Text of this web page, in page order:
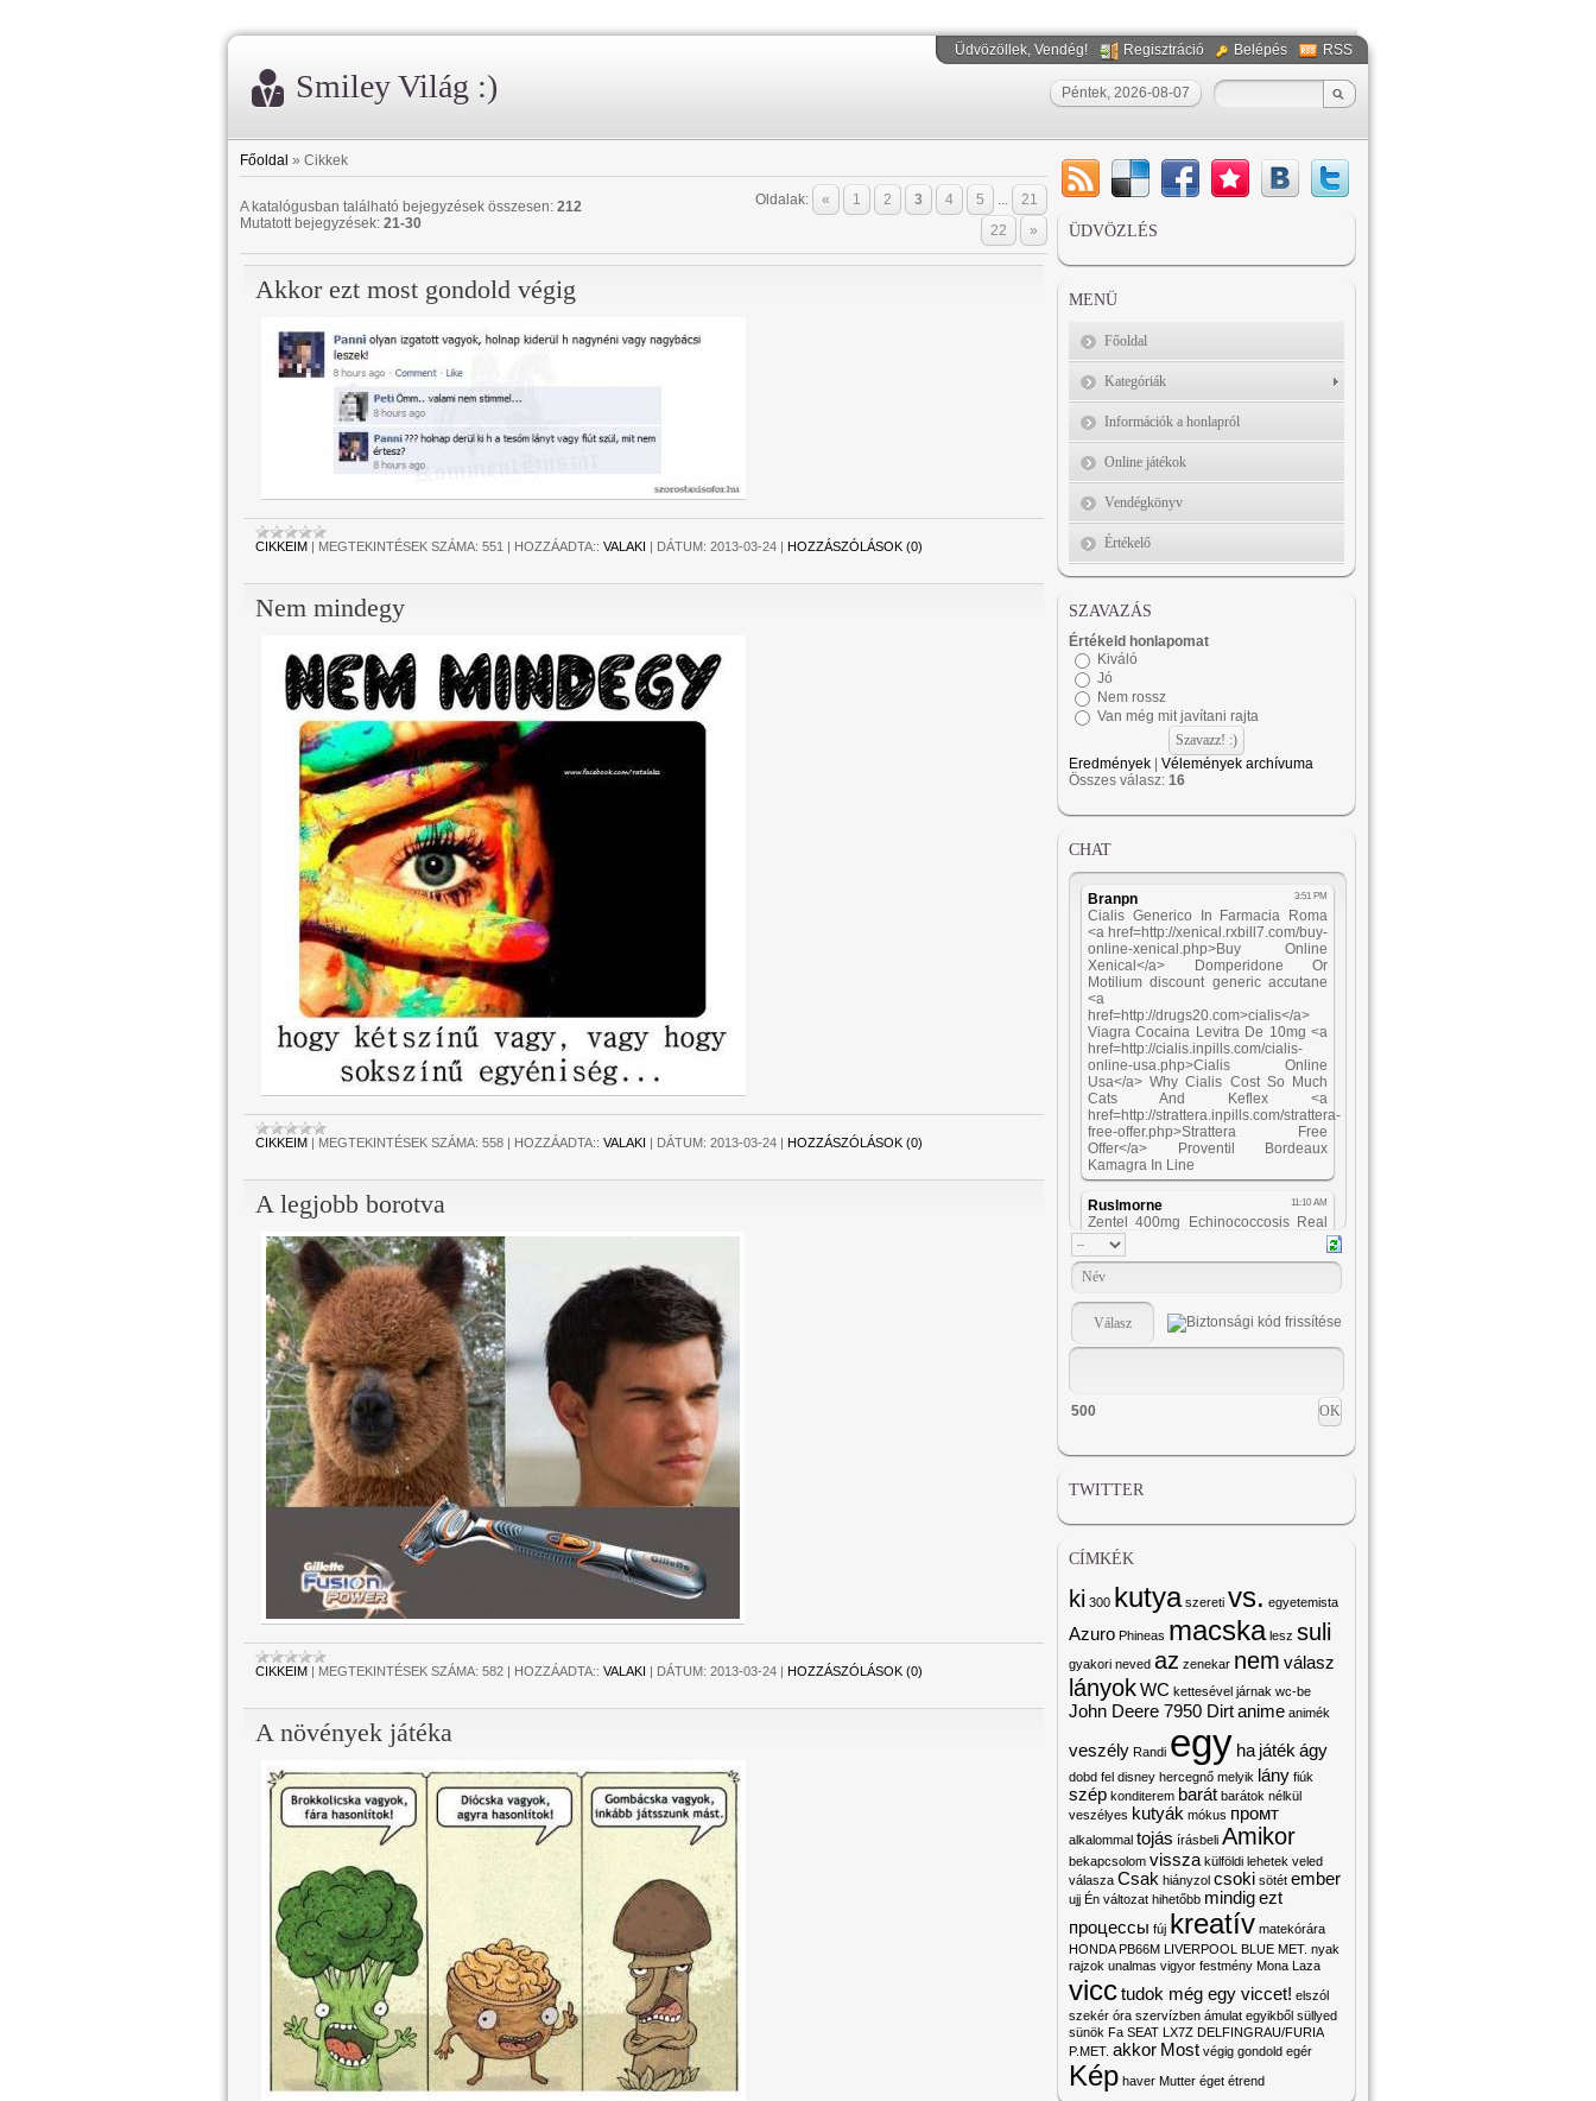
Üdvözöllek, Vendég! Regisztráció Belépés RSS
Smiley Világ :) Péntek, 2026-08-07
Főoldal » Cikkek
A katalógusban található bejegyzések összesen: 212
Mutatott bejegyzések: 21-30
Oldalak: « 1 2 3 4 5 ...
21
22
»
Akkor ezt most gondold végig
CIKKEIM | MEGTEKINTÉSEK SZÁMA: 551 | HOZZÁADTA:: VALAKI | DÁTUM: 2013-03-24 | HOZZÁSZÓLÁSOK (0)
Nem mindegy
CIKKEIM | MEGTEKINTÉSEK SZÁMA: 558 | HOZZÁADTA:: VALAKI | DÁTUM: 2013-03-24 | HOZZÁSZÓLÁSOK (0)
A legjobb borotva
CIKKEIM | MEGTEKINTÉSEK SZÁMA: 582 | HOZZÁADTA:: VALAKI | DÁTUM: 2013-03-24 | HOZZÁSZÓLÁSOK (0)
A növények játéka
ÜDVÖZLÉS
MENÜ
Főoldal
Kategóriák
Információk a honlapról
Online játékok
Vendégkönyv
Értékelő
SZAVAZÁS
Értékeld honlapomat
Kiváló
Jó
Nem rossz
Van még mit javítani rajta
Eredmények
Vélemények archívuma
Összes válasz: 16
CHAT
500
TWITTER
CÍMKÉK
ki 300 kutya szereti vs. egyetemista
Azuro Phineas macska lesz suli
gyakori neved az zenekar nem válasz
lányokWC kettesével járnak wc-be
John Deere 7950 Dirtanime animék
veszély Randi egy ha játék ágy
dobd fel disney hercegnő melyik lány fiúk
szép konditerem barát barátok nélkül
veszélyes kutyák mókus промт
alkalommal tojás írásbeli Amikor
bekapcsolom vissza külföldi lehetek veled
válasza Csak hiányzol csoki sötét ember
ujj Én változat hihetőbb mindigezt
процессы fúj kreatív matekórára
HONDA PB66M LIVERPOOL BLUE MET. nyak
rajzok unalmas vigyor festmény Mona Laza
vicctudok még egy viccet! elszól
szekér óra szervízben ámulat egyikből süllyed
sünök Fa SEAT LX7Z DELFINGRAU/FURIA
P.MET. akkor Most végig gondold egér
Kép haver Mutter éget étrend